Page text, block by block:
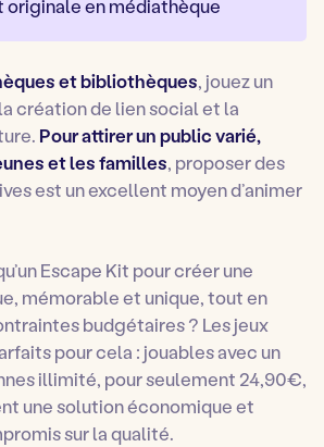
originale en médiathèque
et bibliothèques, jouez un
création de lien social et la
Pour attirer un public varié,
et les familles, proposer des
est un excellent moyen d’animer
Escape Kit pour créer une
mémorable et unique, tout en
budgétaires ? Les jeux
pour cela : jouables avec un
illimité, pour seulement 24,90€,
une solution économique et
sur la qualité.